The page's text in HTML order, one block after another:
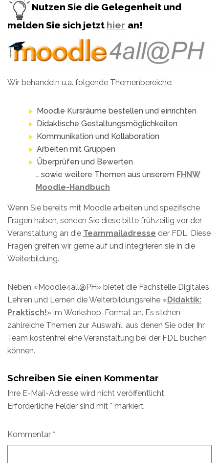
Nutzen Sie die Gelegenheit und
melden Sie sich jetzt hier an!
Wir behandeln u.a. folgende Themenbereiche:
Moodle Kursräume bestellen und einrichten
Didaktische Gestaltungsmöglichkeiten
Kommunikation und Kollaboration
Arbeiten mit Gruppen
Überprüfen und Bewerten
… sowie weitere Themen aus unserem FHNW
Moodle-Handbuch
Wenn Sie bereits mit Moodle arbeiten und spezifische
Fragen haben, senden Sie diese bitte frühzeitig vor der
Veranstaltung an die Teammailadresse der FDL. Diese
Fragen greifen wir gerne auf und integrieren sie in die
Weiterbildung.
Neben «Moodle4all@PH» bietet die Fachstelle Digitales
Lehren und Lernen die Weiterbildungsreihe « Didaktik:
Praktisch!» im Workshop-Format an. Es stehen
zahlreiche Themen zur Auswahl, aus denen Sie oder Ihr
Team kostenfrei eine Veranstaltung bei der FDL buchen
können.
Schreiben Sie einen Kommentar
Ihre E-Mail-Adresse wird nicht veröffentlicht.
Erforderliche Felder sind mit * markiert
Kommentar *